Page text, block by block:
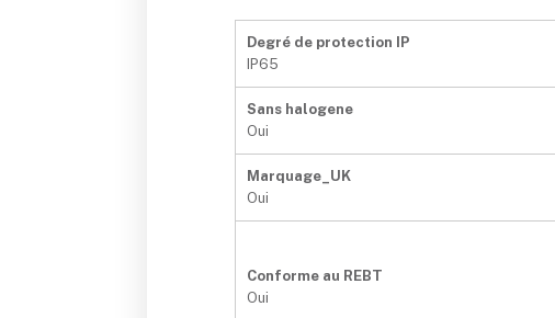
Degré de protection IP
IP65
Sans halogene
Oui
Marquage_UK
Oui
Conforme au REBT
Oui